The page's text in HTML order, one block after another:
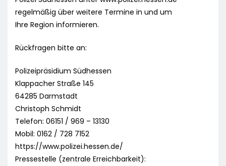
regelmäßig über weitere Termine in und um
Ihre Region informieren.
Rückfragen bitte an:
Polizeipräsidium Südhessen
Klappacher Straße 145
64285 Darmstadt
Christoph Schmidt
Telefon: 06151 / 969 – 13130
Mobil: 0162 / 728 7152
https://www.polizei.hessen.de/
Pressestelle (zentrale Erreichbarkeit):